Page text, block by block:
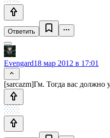
Ответить
Evengard18 мар 2012 в 17:01
[sarcazm]Гм. Тогда вас должно